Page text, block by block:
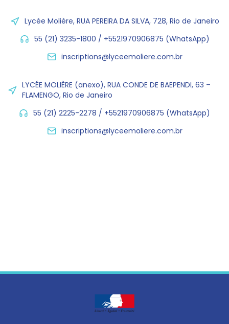
Lycée Molière, RUA PEREIRA DA SILVA, 728, Rio de Janeiro
55 (21) 3235-1800 / +5521970906875 (WhatsApp)
inscriptions@lyceemoliere.com.br
LYCÉE MOLIÈRE (anexo), RUA CONDE DE BAEPENDI, 63 –
FLAMENGO, Rio de Janeiro
55 (21) 2225-2278 / +5521970906875 (WhatsApp)
inscriptions@lyceemoliere.com.br